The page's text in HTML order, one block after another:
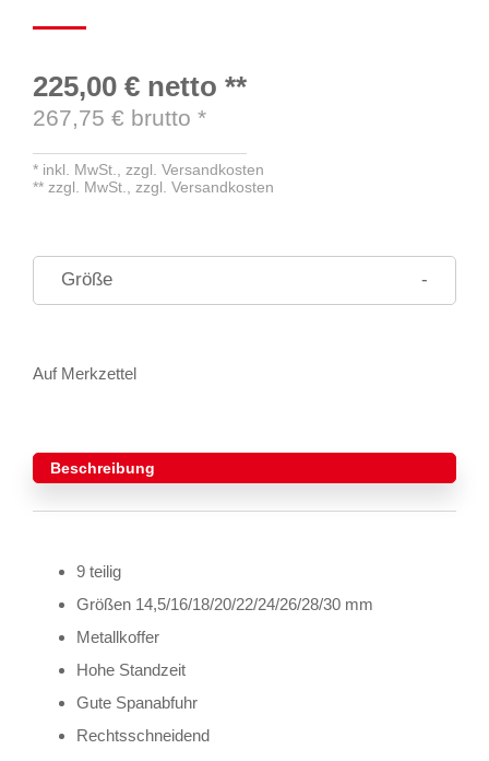
225,00 € netto **
267,75 € brutto *
* inkl. MwSt., zzgl. Versandkosten
** zzgl. MwSt., zzgl. Versandkosten
Größe -
Auf Merkzettel
Beschreibung
9 teilig
Größen 14,5/16/18/20/22/24/26/28/30 mm
Metallkoffer
Hohe Standzeit
Gute Spanabfuhr
Rechtsschneidend